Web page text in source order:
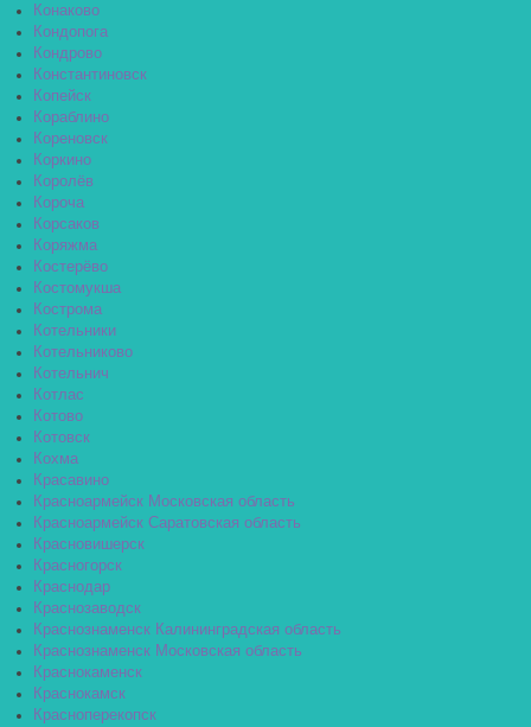
Конаково
Кондопога
Кондрово
Константиновск
Копейск
Кораблино
Кореновск
Коркино
Королёв
Короча
Корсаков
Коряжма
Костерёво
Костомукша
Кострома
Котельники
Котельниково
Котельнич
Котлас
Котово
Котовск
Кохма
Красавино
Красноармейск Московская область
Красноармейск Саратовская область
Красновишерск
Красногорск
Краснодар
Краснозаводск
Краснознаменск Калининградская область
Краснознаменск Московская область
Краснокаменск
Краснокамск
Красноперекопск